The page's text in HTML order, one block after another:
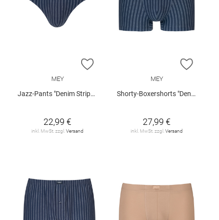
ZUR WUNSCHLISTE HINZUFÜGEN
MEY
Jazz-Pants "Denim Stripes"
22,99 €
inkl. MwSt. zzgl.Versand
ZUR
MEY
Shorty-Boxershorts "Denim Stripes"
27,99 €
inkl. MwSt. zzgl.Versand